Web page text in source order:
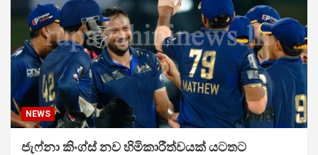
NEWS
ජැෆ්නා කිංග්ස් නව හිමිකාරීත්වයක් යටතට